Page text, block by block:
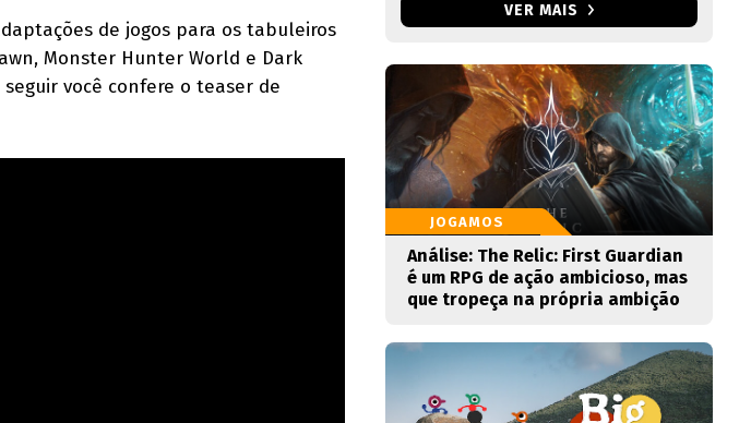
de jogos para os tabuleiros
Monster Hunter World e Dark
seguir você confere o teaser de
VER MAIS
JOGAMOS
Análise: The Relic: First Guardian
é um RPG de ação ambicioso, mas
que tropeça na própria ambição